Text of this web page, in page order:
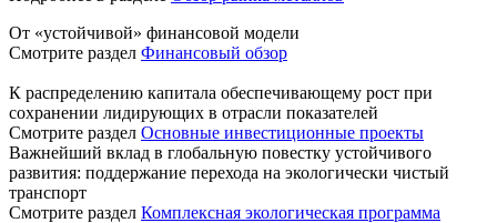
От «устойчивой» финансовой модели
Смотрите раздел Финансовый обзор
К распределению капитала обеспечивающему рост при
сохранении лидирующих в отрасли показателей
Смотрите раздел Основные инвестиционные проекты
Важнейший вклад в глобальную повестку устойчивого
развития: поддержание перехода на экологически чистый
транспорт
Смотрите раздел Комплексная экологическая программа